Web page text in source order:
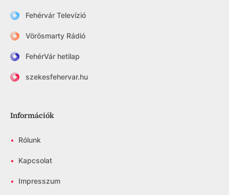
Fehérvár Televízió
Vörösmarty Rádió
FehérVár hetilap
szekesfehervar.hu
Információk
• Rólunk
• Kapcsolat
• Impresszum